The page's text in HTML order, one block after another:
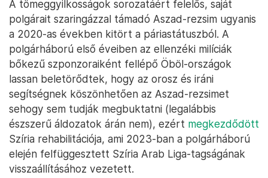
A tömeggyilkosságok sorozatáért felelős, saját
polgárait szaringázzal támadó Aszad-rezsim ugyanis
a 2020-as években kitört a páriastátuszból. A
polgárháború első éveiben az ellenzéki milíciák
bőkezű szponzoraiként fellépő Öböl-országok
lassan beletörődtek, hogy az orosz és iráni
segítségnek köszönhetően az Aszad-rezsimet
sehogy sem tudják megbuktatni (legalábbis
észszerű áldozatok árán nem), ezért megkezdődött
Szíria rehabilitációja, ami 2023-ban a polgárháború
elején felfüggesztett Szíria Arab Liga-tagságának
visszaállításához vezetett.